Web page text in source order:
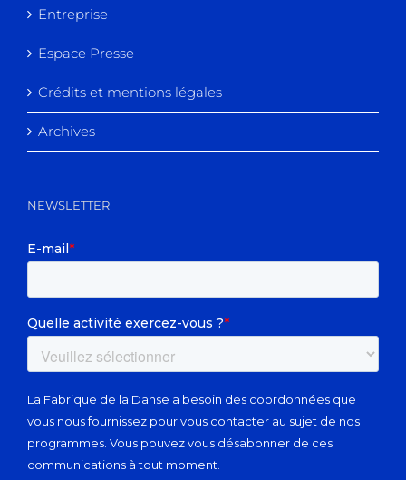
Entreprise
Espace Presse
Crédits et mentions légales
Archives
NEWSLETTER